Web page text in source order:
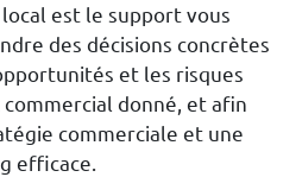
est le support vous
des décisions concrètes
et les risques
donné, et afin
commerciale et une
efficace.